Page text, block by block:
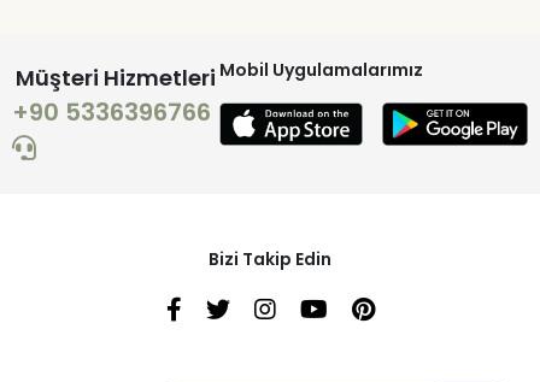
Müşteri Hizmetleri
+90 5336396766
Mobil Uygulamalarımız
Bizi Takip Edin